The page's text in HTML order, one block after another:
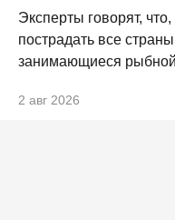
Эксперты говорят,
пострадать все
занимающиеся
2 авг 2026